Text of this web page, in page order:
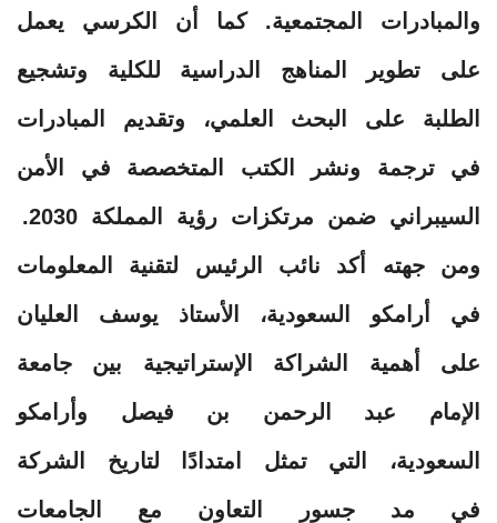
والمبادرات المجتمعية. كما أن الكرسي يعمل
على تطوير المناهج الدراسية للكلية وتشجيع
الطلبة على البحث العلمي، وتقديم المبادرات
في ترجمة ونشر الكتب المتخصصة في الأمن
السيبراني ضمن مرتكزات رؤية المملكة 2030.
ومن جهته أكد نائب الرئيس لتقنية المعلومات
في أرامكو السعودية، الأستاذ يوسف العليان
على أهمية الشراكة الإستراتيجية بين جامعة
الإمام عبد الرحمن بن فيصل وأرامكو
السعودية، التي تمثل امتدادًا لتاريخ الشركة
في مد جسور التعاون مع الجامعات